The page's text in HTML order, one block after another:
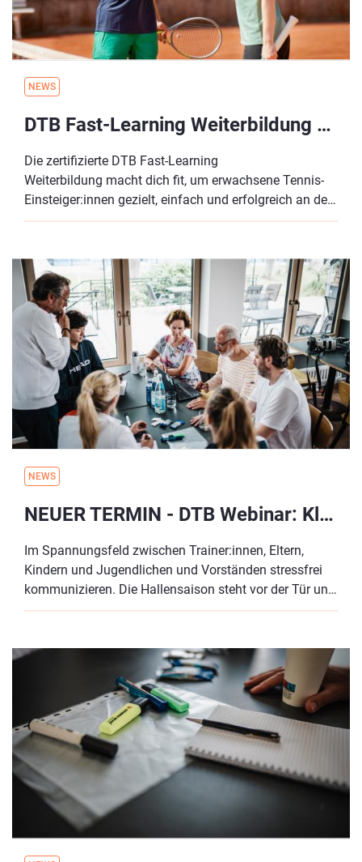
NEWS
DTB Fast-Learning Weiterbildung Frühjahr 2026 - flexibel im Self-Learning-Format!
Die zertifizierte DTB Fast-Learning
Weiterbildung macht dich fit, um erwachsene Tennis-
Einsteiger:innen gezielt, einfach und erfolgreich an den
Tennissport heranzuführen – und
Spieler:innen für deinen Verein oder Tennisschule zu
gewinnen.
NEWS
NEUER TERMIN - DTB Webinar: Klare Worte statt Missverständnisse - So erreichst du Eltern, Kinder und Spieler:innen im Vereinsalltag richtig
Im Spannungsfeld zwischen Trainer:innen, Eltern,
Kindern und Jugendlichen und Vorständen stressfrei
kommunizieren. Die Hallensaison steht vor der Tür und
wieder geht es um die Frage, wer in welcher Gruppe
an welchen Spielen teilnimmt oder aussetzten muss
und wer welche Rolle in der Kommunikation
einnimmt. Missverständnisse oder kommunikative
Verhärtungen scheinen vorprogrammiert, ohne das
überhaupt ein Ball geschlagen wurde. Um diesen
Gefahren vorzubeugen und eine reibungslose Saison
zu spielen, lernst du in diesem Webinar hilfreiche und
praxisnahe Tipps kennen.